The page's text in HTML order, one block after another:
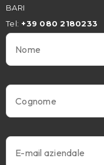
BARI
Tel: +39 080 2180233